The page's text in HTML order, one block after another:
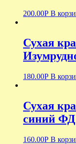
200.00Р В
Сухая
180.00Р В
Сухая
синий ФД
160.00Р В